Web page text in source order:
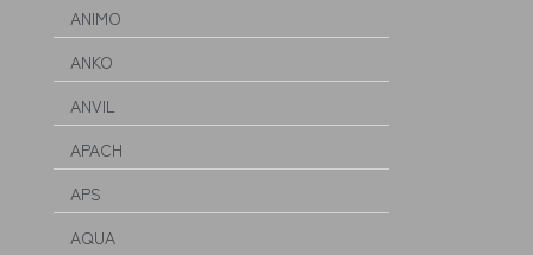
ANIMO
ANKO
ANVIL
APACH
APS
AQUA